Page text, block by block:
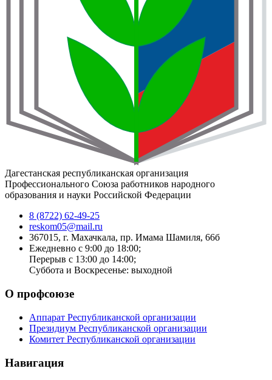
Дагестанская республиканская организация
Профессионального Союза работников народного
образования и науки Российской Федерации
8 (8722) 62-49-25
reskom05@mail.ru
367015, г. Махачкала, пр. Имама Шамиля, 66б
Ежедневно с 9:00 до 18:00;
Перерыв с 13:00 до 14:00;
Суббота и Воскресенье: выходной
О профсоюзе
Аппарат Республиканской организации
Президиум Республиканской организации
Комитет Республиканской организации
Навигация